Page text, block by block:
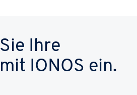
Ihre
IONOS ein.